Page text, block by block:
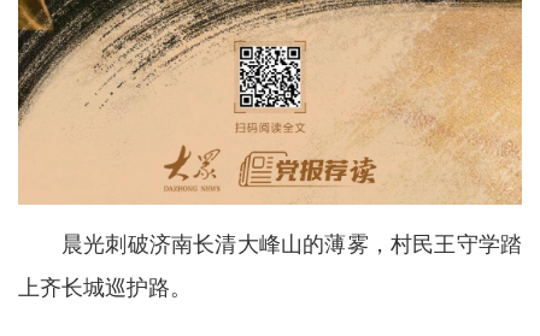
晨光刺破济南长清大峰山的薄雾，村民王守学踏
上齐长城巡护路。